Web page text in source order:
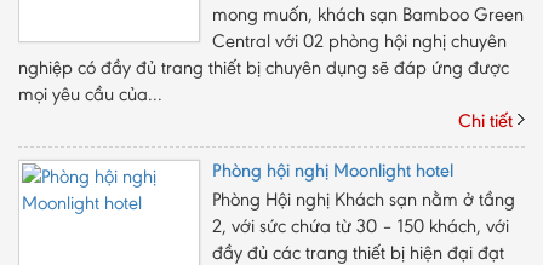
mong muốn, khách sạn Bamboo Green
Central với 02 phòng hội nghị chuyên
nghiệp có đầy đủ trang thiết bị chuyên dụng sẽ đáp ứng được
mọi yêu cầu của...
Chi tiết
Phòng hội nghị Moonlight hotel
Phòng Hội nghị Khách sạn nằm ở tầng
2, với sức chứa từ 30 – 150 khách, với
đầy đủ các trang thiết bị hiện đại đạt